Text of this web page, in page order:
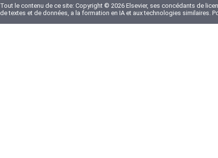
Tout le contenu de ce site: Copyright © 2026 Elsevier, ses concédants de
de textes et de données, a la formation en IA et aux technologies similaires.